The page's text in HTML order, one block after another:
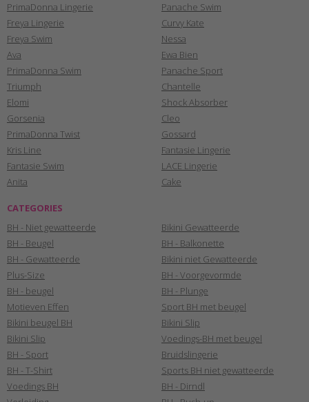
PrimaDonna Lingerie
Freya Lingerie
Freya Swim
Ava
PrimaDonna Swim
Triumph
Elomi
Gorsenia
PrimaDonna Twist
Kris Line
Fantasie Swim
Anita
Panache Swim
Curvy Kate
Nessa
Ewa Bien
Panache Sport
Chantelle
Shock Absorber
Cleo
Gossard
Fantasie Lingerie
LACE Lingerie
Cake
CATEGORIES
BH - Niet gewatteerde
BH - Beugel
BH - Gewatteerde
Plus-Size
BH - beugel
Motieven Effen
Bikini beugel BH
Bikini Slip
BH - Sport
BH - T-Shirt
Voedings BH
Bikini Gewatteerde
BH - Balkonette
Bikini niet Gewatteerde
BH - Voorgevormde
BH - Plunge
Sport BH met beugel
Bikini Slip
Voedings-BH met beugel
Bruidslingerie
Sports BH niet gewatteerde
BH - Dirndl